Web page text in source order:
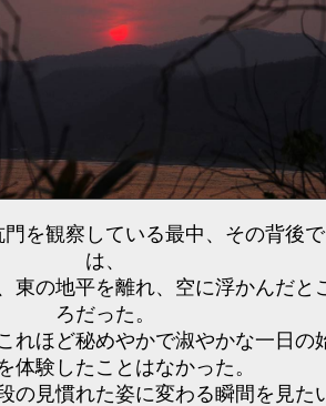
を観察している最中、その背後で
は、
東の地平を離れ、空に浮かんだと
ろだった。
れほど秘めやかで淑やかな一日の
体験したことはなかった。
の見慣れた姿に変わる瞬間を見た